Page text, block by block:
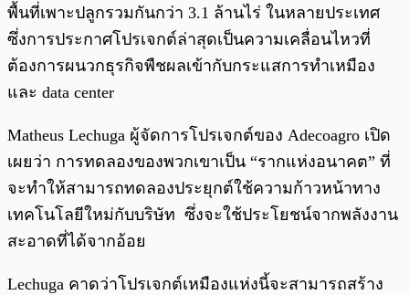
พื้นที่เพาะปลูกรวมกันกว่า 3.1 ล้านไร่ ในหลายประเทศ
ซึ่งการประกาศโปรเจกต์ล่าสุดเป็นความเคลื่อนไหวที่
ต้องการผนวกธุรกิจพืชผลเข้ากับกระแสการทำเหมือง
และ data center
Matheus Lechuga ผู้จัดการโปรเจกต์ของ Adecoagro เปิด
เผยว่า การทดลองของพวกเขาเป็น “รากแห่งอนาคต” ที่
จะทำให้สามารถทดลองประยุกต์ใช้ความก้าวหน้าทาง
เทคโนโลยีใหม่กับบริษัท ซึ่งจะใช้ประโยชน์จากพลังงาน
สะอาดที่ได้จากอ้อย
Lechuga คาดว่าโปรเจกต์เหมืองแห่งนี้จะสามารถสร้าง